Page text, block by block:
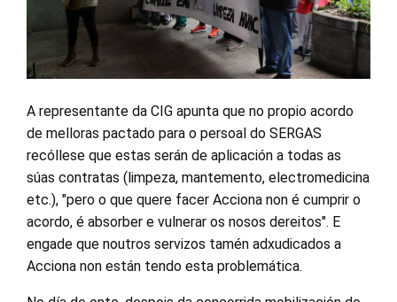
A representante da CIG apunta que no propio acordo
de melloras pactado para o persoal do SERGAS
recóllese que estas serán de aplicación a todas as
súas contratas (limpeza, mantemento, electromedicina
etc.), "pero o que quere facer Acciona non é cumprir o
acordo, é absorber e vulnerar os nosos dereitos". E
engade que noutros servizos tamén adxudicados a
Acciona non están tendo esta problemática.